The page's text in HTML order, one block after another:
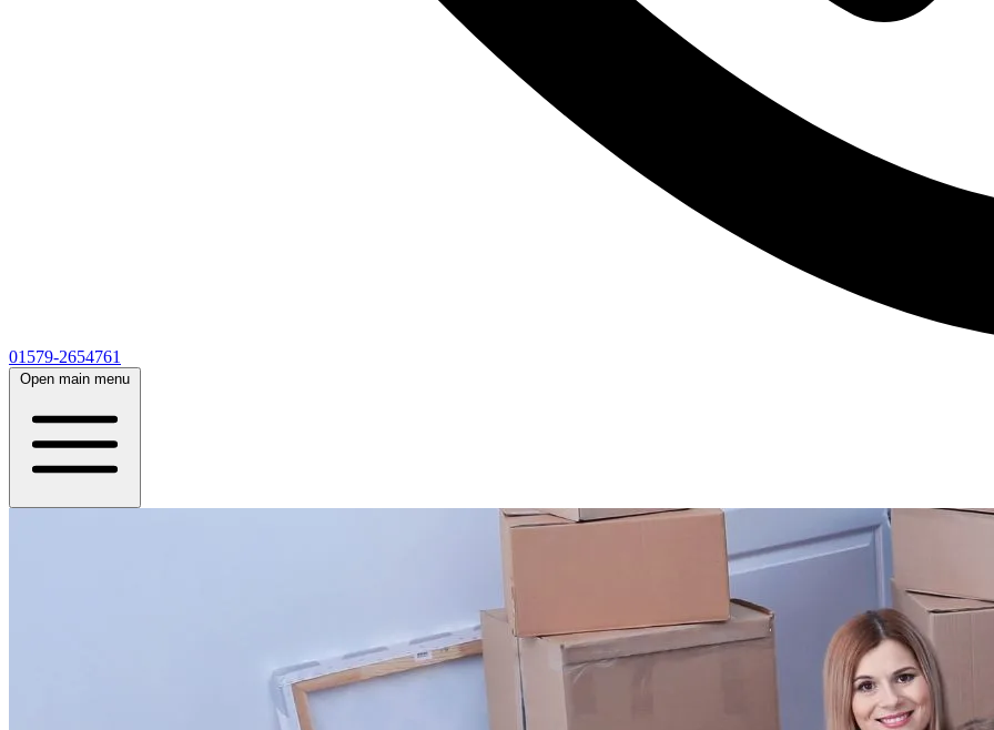
01579-2654761
Open main menu